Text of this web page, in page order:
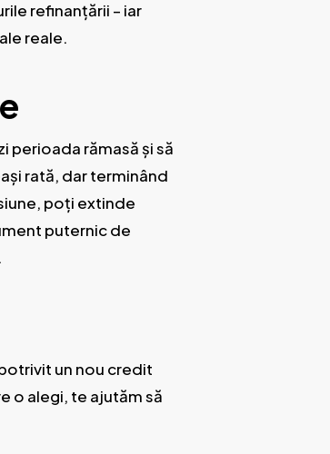
refinanțării – iar
reale.
perioada rămasă și să
rată, dar terminând
poți extinde
puternic de
un nou credit
o alegi, te ajutăm să